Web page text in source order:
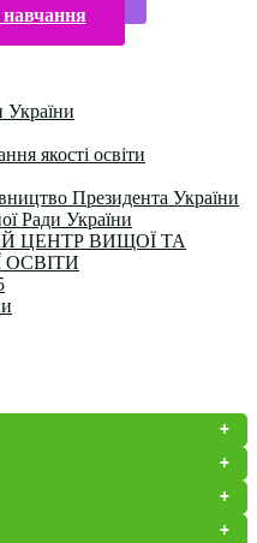
навчання
України
якості освіти
Президента України
Ради України
ЦЕНТР ВИЩОЇ ТА